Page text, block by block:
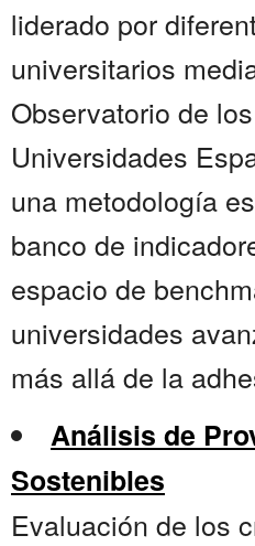
liderado por
universitarios
Observatorio de
Universidades
una metodología
banco de
espacio de
universidades
más allá de la
Análisis de
Sostenibles
Evaluación de los